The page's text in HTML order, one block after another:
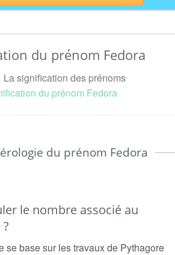
du prénom Fedora
La signification des prénoms
du prénom Fedora
du prénom Fedora
le nombre associé au
se base sur les travaux de Pythagore